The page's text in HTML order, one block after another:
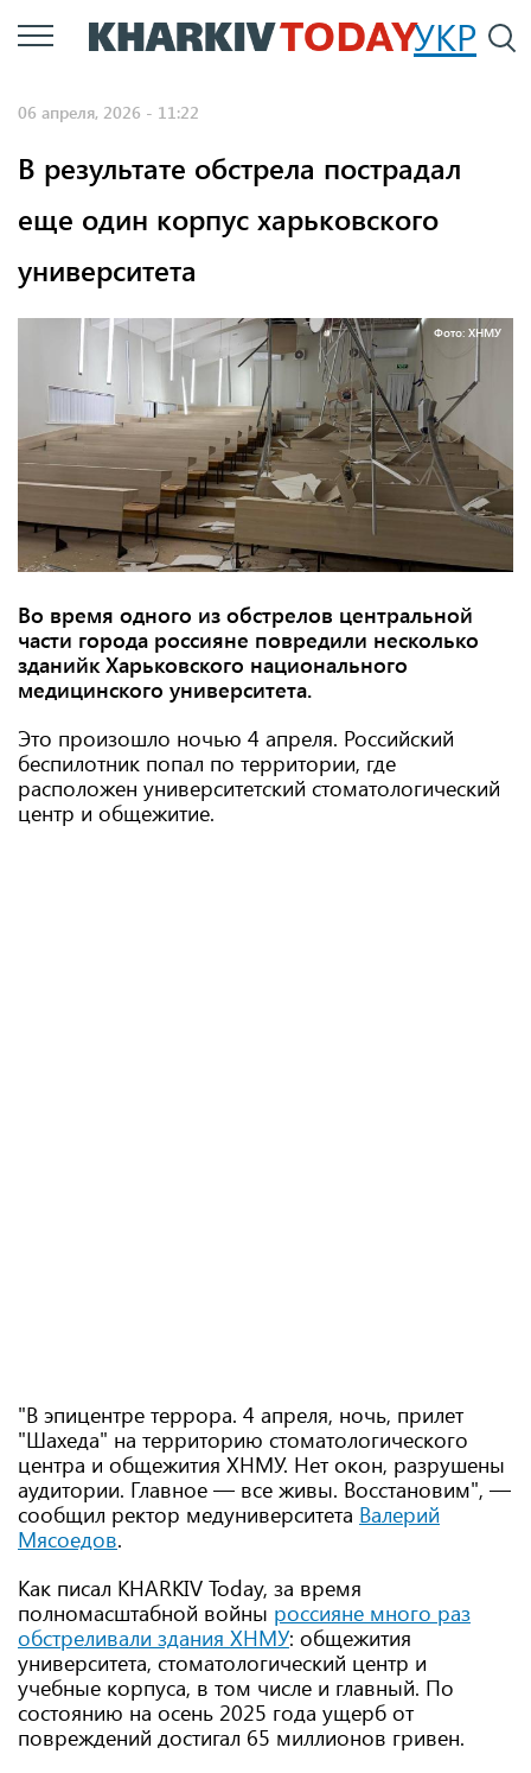
Перейти
к
УКР
06 апреля, 2026 - 11:22
В результате обстрела пострадал
еще один корпус харьковского
университета
Фото: ХНМУ
Во время одного из обстрелов центральной
части города россияне повредили несколько
зданийк Харьковского национального
медицинского университета.
Это произошло ночью 4 апреля. Российский
беспилотник попал по территории, где
расположен университетский стоматологический
центр и общежитие.
"В эпицентре террора. 4 апреля, ночь, прилет
"Шахеда" на территорию стоматологического
центра и общежития ХНМУ. Нет окон, разрушены
аудитории. Главное — все живы. Восстановим", —
сообщил ректор медуниверситета Валерий
Мясоедов.
Как писал KHARKIV Today, за время
полномасштабной войны россияне много раз
обстреливали здания ХНМУ: общежития
университета, стоматологический центр и
учебные корпуса, в том числе и главный. По
состоянию на осень 2025 года ущерб от
повреждений достигал 65 миллионов гривен.